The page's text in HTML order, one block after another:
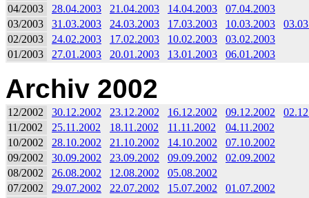
04/2003
28.04.2003 21.04.2003 14.04.2003
07.04.2003
03/2003
31.03.2003 24.03.2003 17.03.2003 10.03.2003
02/2003
24.02.2003 17.02.2003 10.02.2003
03.02.2003
01/2003
27.01.2003 20.01.2003 13.01.2003 06.01.2003
Archiv 2002
12/2002 30.12.2002 23.12.2002 16.12.2002 09.12.2002
11/2002
25.11.2002 18.11.2002 11.11.2002
04.11.2002
10/2002
28.10.2002 21.10.2002 14.10.2002
07.10.2002
09/2002
30.09.2002 23.09.2002 09.09.2002
02.09.2002
08/2002
26.08.2002 12.08.2002
05.08.2002
07/2002
29.07.2002 22.07.2002 15.07.2002
01.07.2002